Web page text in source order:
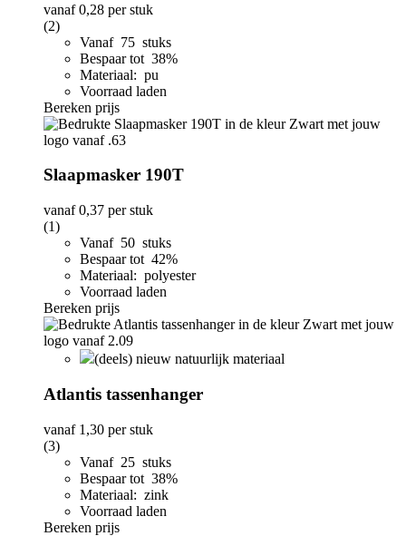
vanaf0,28 per stuk
(2)
Vanaf 75 stuks
Bespaar tot 38%
Materiaal: pu
Voorraad laden
Bereken prijs
Slaapmasker 190T
vanaf0,37 per stuk
(1)
Vanaf 50 stuks
Bespaar tot 42%
Materiaal: polyester
Voorraad laden
Bereken prijs
(deels) nieuw natuurlijk materiaal
Atlantis tassenhanger
vanaf 1,30 per stuk
(3)
Vanaf 25 stuks
Bespaar tot 38%
Materiaal: zink
Voorraad laden
Bereken prijs